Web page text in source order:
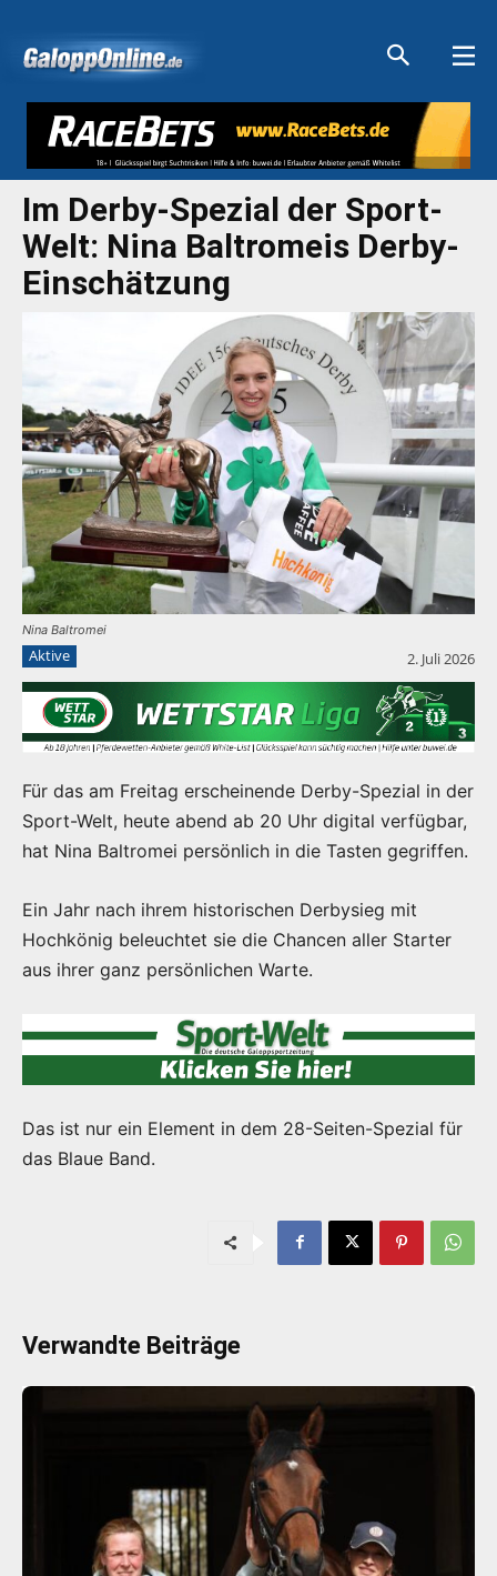
Im Derby-Spezial der Sport-
Welt: Nina Baltromeis Derby-
Einschätzung
Nina Baltromei
Aktive 2. Juli 2026
Für das am Freitag erscheinende Derby-Spezial in der
Sport-Welt, heute abend ab 20 Uhr digital verfügbar,
hat Nina Baltromei persönlich in die Tasten gegriffen.
Ein Jahr nach ihrem historischen Derbysieg mit
Hochkönig beleuchtet sie die Chancen aller Starter
aus ihrer ganz persönlichen Warte.
Das ist nur ein Element in dem 28-Seiten-Spezial für
das Blaue Band.
Verwandte Beiträge